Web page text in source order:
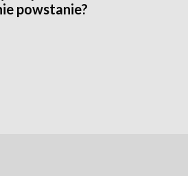
powstanie?